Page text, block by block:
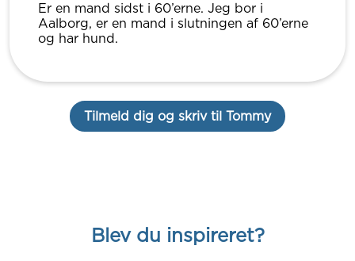
Er en mand sidst i 60’erne. Jeg bor i
Aalborg, er en mand i slutningen af 60’erne
og har hund.
Tilmeld dig og skriv til Tommy
Blev du inspireret?